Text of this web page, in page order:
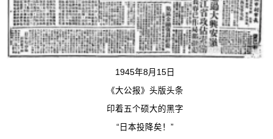
1945年8月15日
《大公报》头版头条
印着五个硕大的黑字
“日本投降矣！”